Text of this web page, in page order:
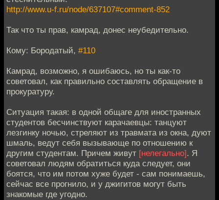
http://www.u-f.ru/node/637107#comment-852
Так что ты прав, камрад, донес неубедительно.
Кому: Бородатый, #110
Камрад, возможно, я ошибаюсь, но ты как-то
советовал, как правильно составлять обращение в
прокуратуру.
Ситуация такая: в одной общаге для иностранных
студентов бесчинствуют карачаевцы: танцуют
лезгинку ночью, стреляют из травмата из окна, дуют
шмаль, ведут себя вызывающе по отношению к
другим студентам. Причем живут [нелегально]. Я
советовал людям обратиться куда следует, они
боятся, что им потом хуже будет - сам понимаешь,
сейчас все прогнило, и у джигитов могут быть
знакомые где угодно.